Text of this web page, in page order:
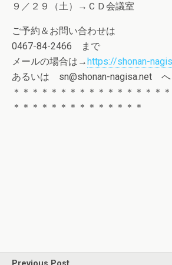
９／２９（土）→ＣＤ会議室
ご予約＆お問い合わせは
0467-84-2466 まで
メールの場合は→https://shonan-
あるいは sn@shonan-nagisa.net へ
＊＊＊＊＊＊＊＊＊＊＊＊＊＊＊＊
＊＊＊＊＊＊＊＊＊＊＊＊＊＊